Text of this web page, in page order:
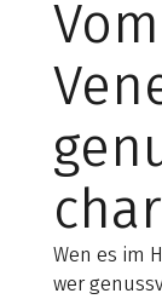
Wen es im
wer